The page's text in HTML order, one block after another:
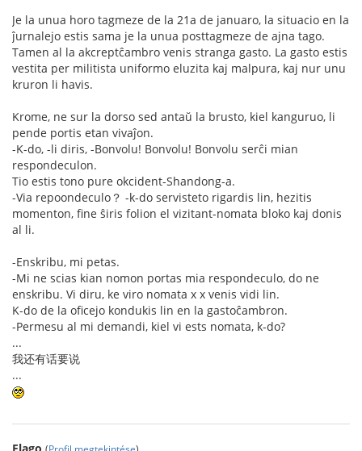
Je la unua horo tagmeze de la 21a de januaro, la situacio en la
ĵurnalejo estis sama je la unua posttagmeze de ajna tago.
Tamen al la akcreptĉambro venis stranga gasto. La gasto estis
vestita per militista uniformo eluzita kaj malpura, kaj nur unu
kruron li havis.
Krome, ne sur la dorso sed antaŭ la brusto, kiel kanguruo, li
pende portis etan vivaĵon.
-K-do, -li diris, -Bonvolu! Bonvolu! Bonvolu serĉi mian
respondeculon.
Tio estis tono pure okcident-Shandong-a.
-Via repoondeculo？ -k-do servisteto rigardis lin, hezitis
momenton, fine ŝiris folion el vizitant-nomata bloko kaj donis
al li.
-Enskribu, mi petas.
-Mi ne scias kian nomon portas mia respondeculo, do ne
enskribu. Vi diru, ke viro nomata x x venis vidi lin.
K-do de la oficejo kondukis lin en la gastoĉambron.
-Permesu al mi demandi, kiel vi ests nomata, k-do?
...
我还有话要说
...